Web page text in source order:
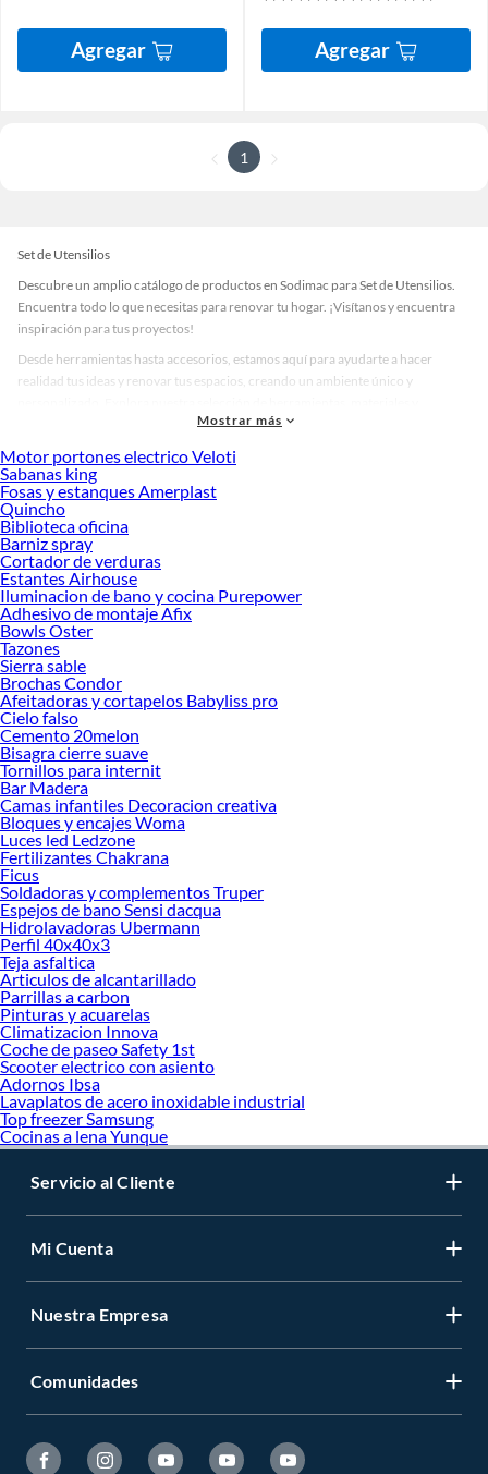
Agregar Agregar
1
Set de Utensilios
Descubre un amplio catálogo de productos en Sodimac para Set de Utensilios.
Encuentra todo lo que necesitas para renovar tu hogar. ¡Visítanos y encuentra
inspiración para tus proyectos!
Desde herramientas hasta accesorios, estamos aquí para ayudarte a hacer
realidad tus ideas y renovar tus espacios, creando un ambiente único y
accesorios de calidad que te ayudarán a crear un espacio más tú.
Desde remodelaciones hasta proyectos de decoración, estamos aquí para hacer
tus ideas realidad. ¡Visítanos y encuentra todo lo que tenemos para ofrecerte en
Set de Utensilios!
Explora la variedad de productos de Set de Utensilios en Sodimac
Herramientas, materiales y accesorios de calidad para tus proyectos y
renovación de espacios. ¡Visítanos y descubre todo lo que tenemos para
ofrecerte!
Encuentra una amplia variedad de productos de Set de Utensilios en Sodimac.
Encuentra todo lo necesario para tus proyectos de renovación y decoración.
¡Visítanos y haz tus ideas realidad!
Mostrar más
Motor portones electrico Veloti
Sabanas king
Fosas y estanques Amerplast
Quincho
Biblioteca oficina
Barniz spray
Cortador de verduras
Estantes Airhouse
Iluminacion de bano y cocina Purepower
Adhesivo de montaje Afix
Bowls Oster
Tazones
Sierra sable
Brochas Condor
Afeitadoras y cortapelos Babyliss pro
Cielo falso
Cemento 20melon
Bisagra cierre suave
Tornillos para internit
Bar Madera
Camas infantiles Decoracion creativa
Bloques y encajes Woma
Luces led Ledzone
Fertilizantes Chakrana
Ficus
Soldadoras y complementos Truper
Espejos de bano Sensi dacqua
Hidrolavadoras Ubermann
Perfil 40x40x3
Teja asfaltica
Articulos de alcantarillado
Parrillas a carbon
Pinturas y acuarelas
Climatizacion Innova
Coche de paseo Safety 1st
Scooter electrico con asiento
Adornos Ibsa
Lavaplatos de acero inoxidable industrial
Top freezer Samsung
Cocinas a lena Yunque
Servicio al Cliente
Mi Cuenta
Nuestra Empresa
Comunidades